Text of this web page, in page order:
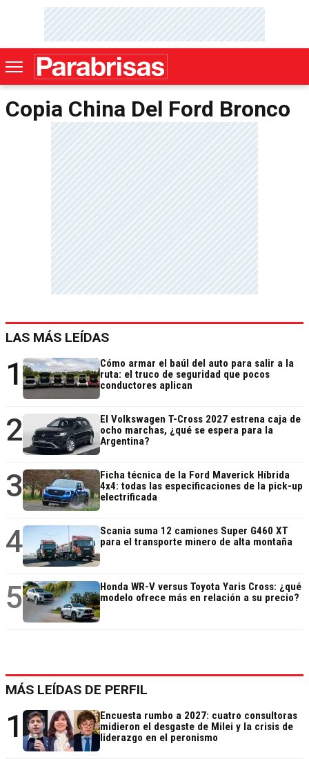
Copia China Del Ford Bronco
LAS MÁS LEÍDAS
1
Cómo armar el baúl del auto para salir a la
ruta: el truco de seguridad que pocos
conductores aplican
2
El Volkswagen T-Cross 2027 estrena caja de
ocho marchas, ¿qué se espera para la
Argentina?
3
Ficha técnica de la Ford Maverick Híbrida
4x4: todas las especificaciones de la pick-up
electrificada
4
Scania suma 12 camiones Super G460 XT
para el transporte minero de alta montaña
5
Honda WR-V versus Toyota Yaris Cross: ¿qué
modelo ofrece más en relación a su precio?
MÁS LEÍDAS DE PERFIL
1
Encuesta rumbo a 2027: cuatro consultoras
midieron el desgaste de Milei y la crisis de
liderazgo en el peronismo